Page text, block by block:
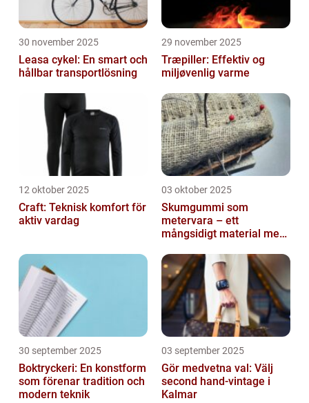
30 november 2025
Leasa cykel: En smart och
hållbar transportlösning
29 november 2025
Træpiller: Effektiv og
miljøvenlig varme
12 oktober 2025
Craft: Teknisk komfort för
aktiv vardag
03 oktober 2025
Skumgummi som
metervara – ett
mångsidigt material med
användningsområden
30 september 2025
Boktryckeri: En konstform
som förenar tradition och
modern teknik
03 september 2025
Gör medvetna val: Välj
second hand-vintage i
Kalmar